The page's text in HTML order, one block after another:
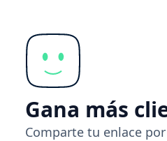
Gana más
Comparte tu enlace